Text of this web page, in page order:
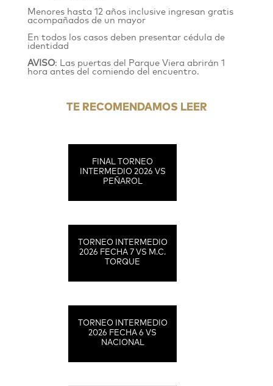
Menores hasta 12 años inclusive ingresan gratis
acompañados de un mayor
En todos los casos deben presentar cédula de
identidad
AVISO: Las puertas del Parque Viera abrirán 1
hora antes del comiendo del encuentro.
TE RECOMENDAMOS LEER
FINAL TORNEO
INTERMEDIO 2026 VS
PEÑAROL
TORNEO INTERMEDIO
2026 FECHA 7 VS M.C.
TORQUE
TORNEO INTERMEDIO
2026 FECHA 6 VS
NACIONAL